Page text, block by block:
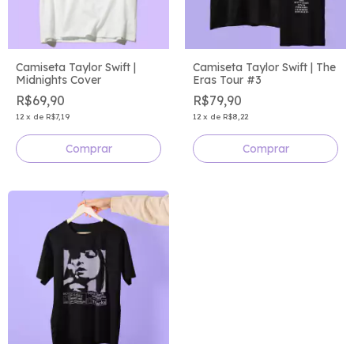
Camiseta Taylor Swift |
Midnights Cover
R$69,90
12 x de R$7,19
Comprar
Camiseta Taylor Swift | The
Eras Tour #3
R$79,90
12 x de R$8,22
Comprar